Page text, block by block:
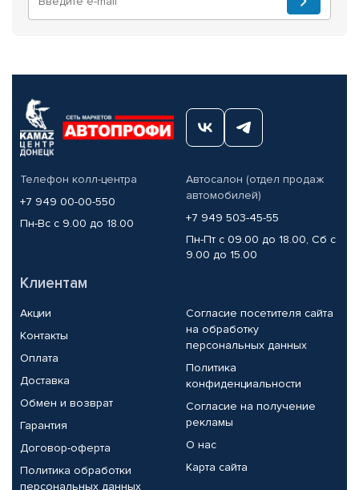
Телефон колл-центра
+7 949 00-00-550
Пн-Вс с 9.00 до 18.00
Автосалон (отдел продаж
автомобилей)
+7 949 503-45-55
Пн-Пт с 09.00 до 18.00, Сб с
9.00 до 15.00
Клиентам
Акции
Контакты
Оплата
Доставка
Обмен и возврат
Гарантия
Договор-оферта
Политика обработки
персональных данных
Согласие посетителя сайта
на обработку
персональных данных
Политика
конфиденциальности
Согласие на получение
рекламы
О нас
Карта сайта